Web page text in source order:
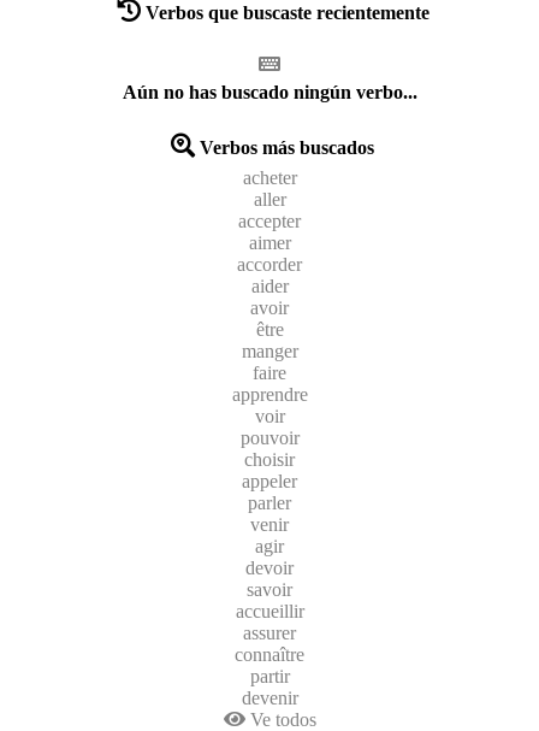
Verbos que buscaste recientemente
Aún no has buscado ningún verbo...
Verbos más buscados
acheter
aller
accepter
aimer
accorder
aider
avoir
être
manger
faire
apprendre
voir
pouvoir
choisir
appeler
parler
venir
agir
devoir
savoir
accueillir
assurer
connaître
partir
devenir
Ve todos